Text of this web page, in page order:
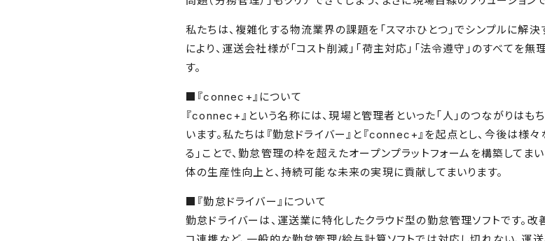
私たちは、複雑化する物流業界の課題を「スマホひとつ」でシンプルに解
により、運送会社様が「コスト削減」「荷主対応」「法令遵守」のすべてを
す。
■『connec+』について
『connec+』という名称には、現場と管理者といった「人」のつながりは
います。私たちは『勤怠ドライバー』と『connec+』を起点とし、今後は様
る」ことで、勤怠管理の枠を超えたオープンプラットフォームを構築してま
体の生産性向上と、持続可能な未来の実現に貢献してまいります。
■『勤怠ドライバー』について
勤怠ドライバーは、運送業に特化したクラウド型の勤怠管理ソフトです。